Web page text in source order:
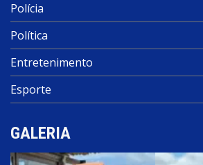
Polícia
Política
Entretenimento
Esporte
GALERIA